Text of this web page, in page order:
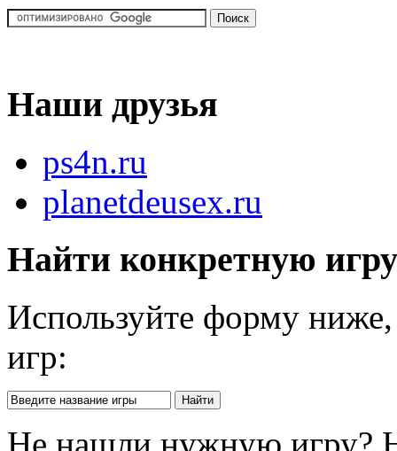
Наши друзья
ps4n.ru
planetdeusex.ru
Найти конкретную
Используйте форму
игр:
Не нашли нужную игру?